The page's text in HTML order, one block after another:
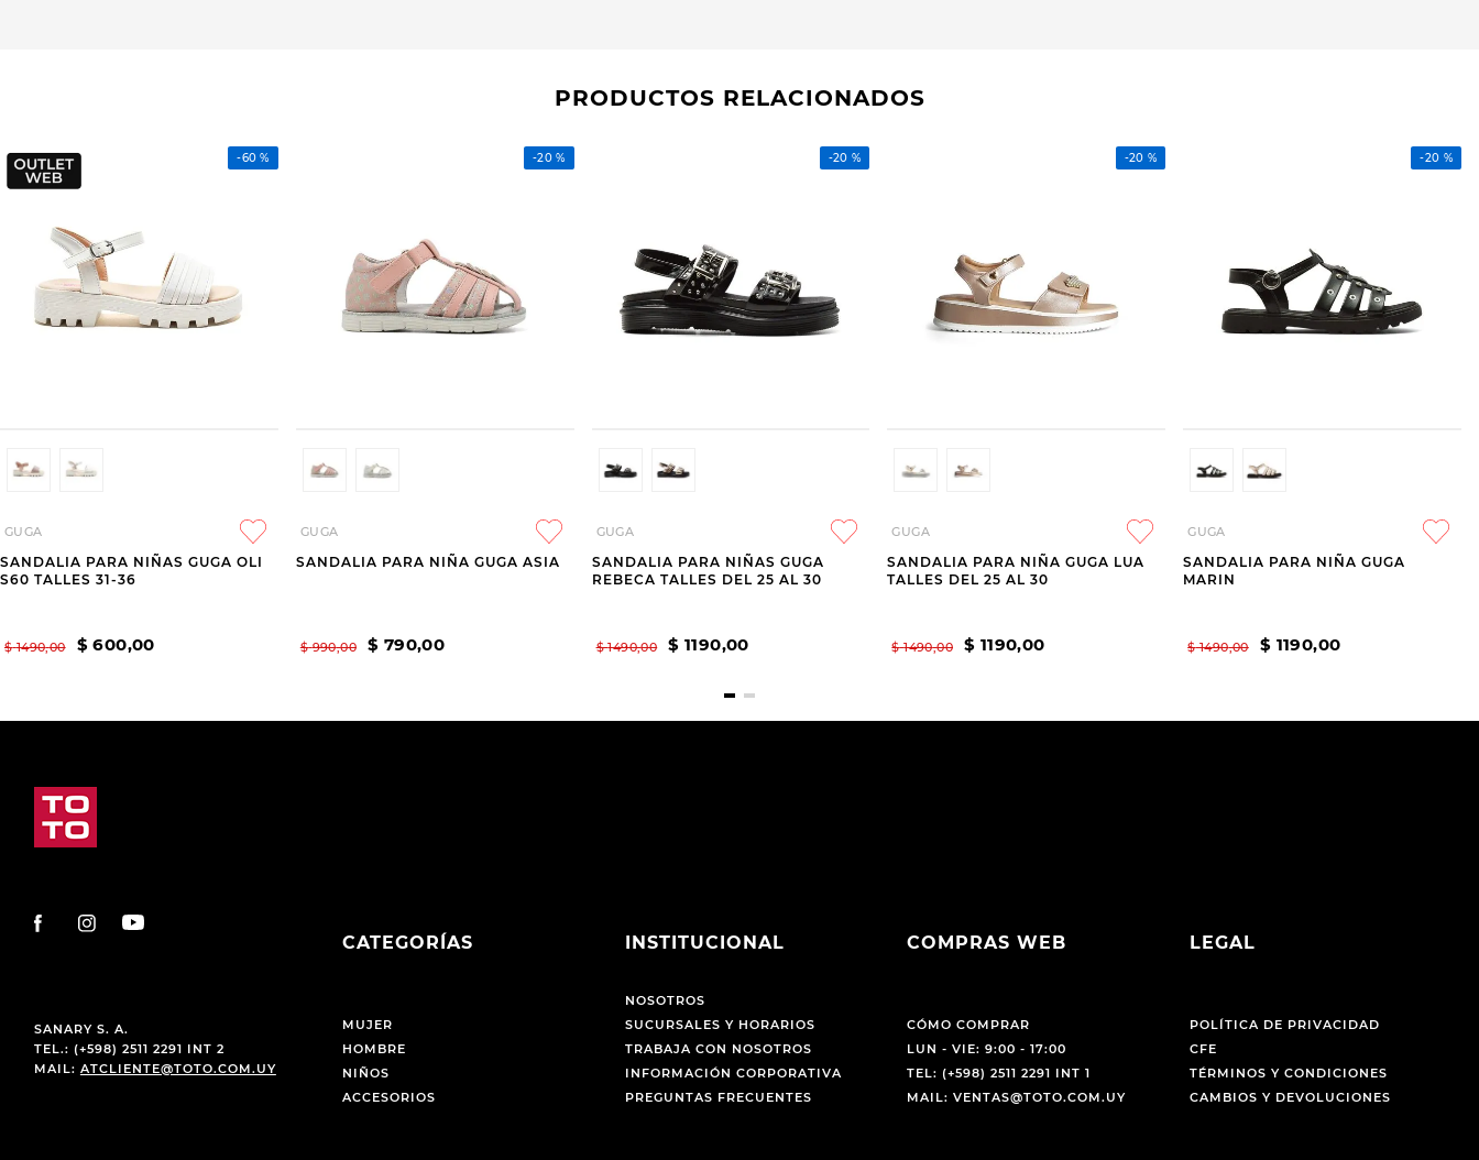
PRODUCTOS RELACIONADOS
-60 %
GUGA
SANDALIA PARA NIÑAS GUGA OLI
S60 TALLES 31-36
$ 1490,00 $ 600,00
-20 %
GUGA
SANDALIA PARA NIÑA GUGA ASIA
$ 990,00 $ 790,00
-20 %
GUGA
SANDALIA PARA NIÑAS GUGA
REBECA TALLES DEL 25 AL 30
$ 1490,00 $ 1190,00
-20 %
GUGA
SANDALIA PARA NIÑA GUGA LUA
TALLES DEL 25 AL 30
$ 1490,00 $ 1190,00
-20 %
GUGA
SANDALIA PARA NIÑA GUGA
MARIN
$ 1490,00 $ 1190,00
SANARY S. A.
TEL.: (+598) 2511 2291 INT 2
MAIL: ATCLIENTE@TOTO.COM.UY
CATEGORÍAS
MUJER
HOMBRE
NIÑOS
ACCESORIOS
INSTITUCIONAL
NOSOTROS
SUCURSALES Y HORARIOS
TRABAJA CON NOSOTROS
INFORMACIÓN CORPORATIVA
PREGUNTAS FRECUENTES
COMPRAS WEB
CÓMO COMPRAR
LUN - VIE: 9:00 - 17:00
TEL: (+598) 2511 2291 INT 1
MAIL: VENTAS@TOTO.COM.UY
LEGAL
POLÍTICA DE PRIVACIDAD
CFE
TÉRMINOS Y CONDICIONES
CAMBIOS Y DEVOLUCIONES